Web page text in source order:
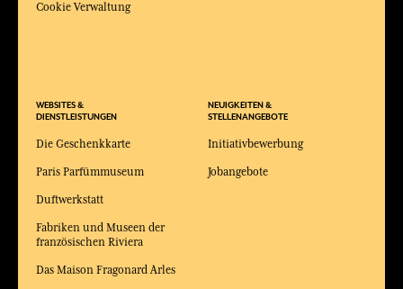
Cookie Verwaltung
WEBSITES &
DIENSTLEISTUNGEN
Die Geschenkkarte
Paris Parfümmuseum
Duftwerkstatt
Fabriken und Museen der
französischen Riviera
Das Maison Fragonard Arles
NEUIGKEITEN &
STELLENANGEBOTE
Initiativbewerbung
Jobangebote